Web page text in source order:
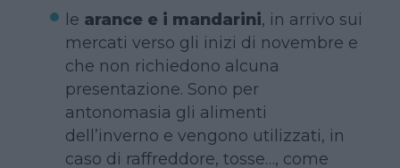
le arance e i mandarini, in arrivo sui
mercati verso gli inizi di novembre e
che non richiedono alcuna
presentazione. Sono per
antonomasia gli alimenti
dell’inverno e vengono utilizzati, in
caso di raffreddore, tosse…, come